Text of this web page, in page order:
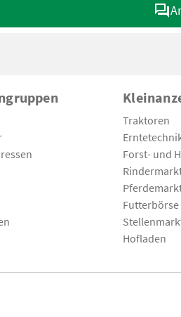
Traktoren
Forst- und
Futterbörse
Hofladen